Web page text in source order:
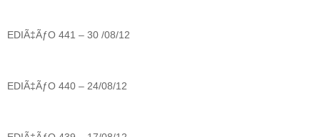
EDIÃ‡ÃƒO 441 – 30 /08/12
EDIÃ‡ÃƒO 440 – 24/08/12